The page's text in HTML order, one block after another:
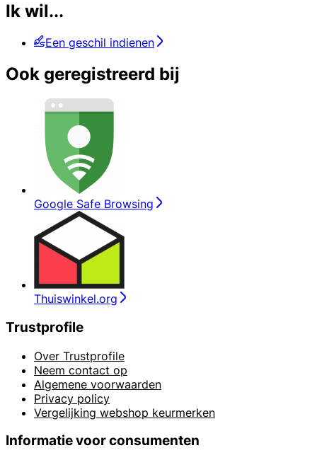
Ik wil...
Een geschil indienen
Ook geregistreerd bij
Google Safe Browsing
Thuiswinkel.org
Trustprofile
Over Trustprofile
Neem contact op
Algemene voorwaarden
Privacy policy
Vergelijking webshop keurmerken
Informatie voor consumenten